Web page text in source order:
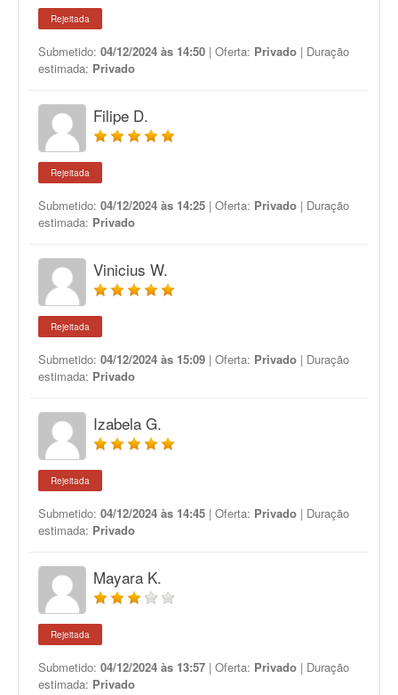
Rejeitada
Submetido: 04/12/2024 às 14:50 | Oferta: Privado | Duração
estimada: Privado
Filipe D.
Rejeitada
Submetido: 04/12/2024 às 14:25 | Oferta: Privado | Duração
estimada: Privado
Vinicius W.
Rejeitada
Submetido: 04/12/2024 às 15:09 | Oferta: Privado | Duração
estimada: Privado
Izabela G.
Rejeitada
Submetido: 04/12/2024 às 14:45 | Oferta: Privado | Duração
estimada: Privado
Mayara K.
Rejeitada
Submetido: 04/12/2024 às 13:57 | Oferta: Privado | Duração
estimada: Privado